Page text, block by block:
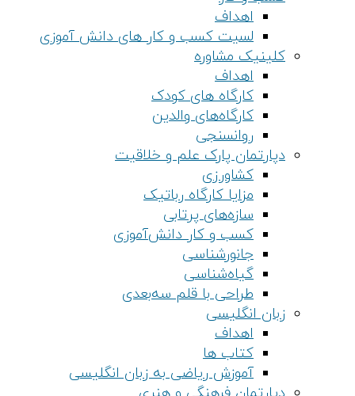
اهداف
لسیت کسب و کار های دانش آموزی
کلینیک مشاوره
اهداف
کارگاه های کودک
کارگاه‌های والدین
روانسنجی
دپارتمان پارک علم و خلاقیت
کشاورزی
مزایا کارگاه رباتیک
سازه‌های پرتابی
کسب و کار دانش‌آموزی
جانورشناسی
گیاه‌شناسی
طراحی با قلم سه‌بعدی
زبان انگلیسی
اهداف
کتاب ها
آموزش ریاضی به زبان انگلیسی